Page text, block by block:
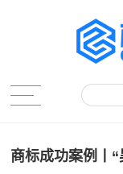
商标成功案例丨